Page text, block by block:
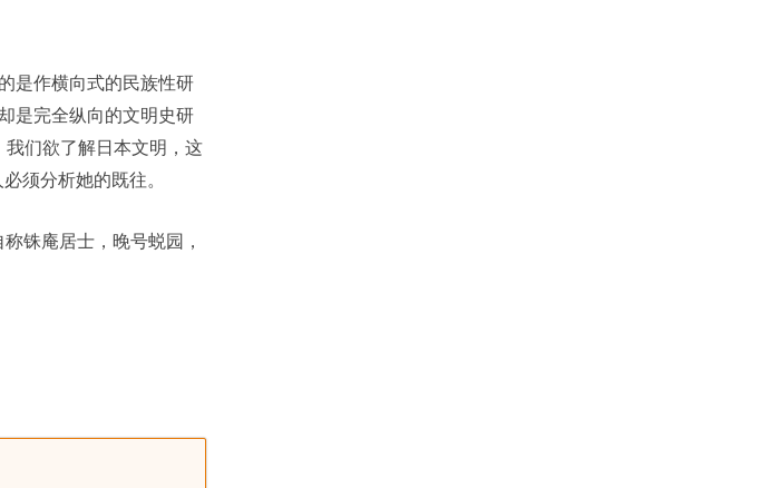
是作横向式的民族性研
是完全纵向的文明史研
们欲了解日本文明，这
须分析她的既往。
铢庵居士，晚号蜕园，